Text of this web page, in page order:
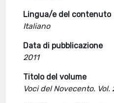
Lingua/e del contenuto
Italiano
Data di pubblicazione
2011
Titolo del volume
Voci del Novecento. Vol.